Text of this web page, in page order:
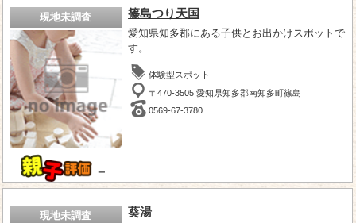
現地未調査
－
篠島つり天国
愛知県知多郡にある子供とお出かけスポットで
す。
体験型スポット
〒470-3505 愛知県知多郡南知多町篠島
0569-67-3780
現地未調査 葵湯